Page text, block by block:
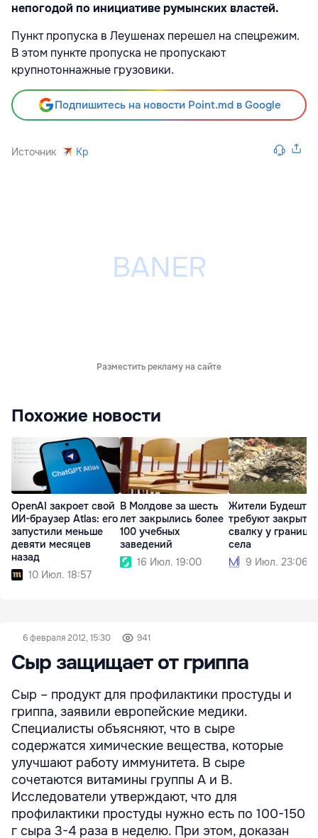
непогодой по инициативе румынских властей.
Пункт пропуска в Леушенах перешел на спецрежим.
В этом пункте пропуска не пропускают
крупнотоннажные грузовики.
Подпишитесь на новости Point.md в Google
Источник Kp
Разместить рекламу на сайте
Похожие новости
OpenAI закроет свой
ИИ-браузер Atlas: его
запустили меньше
девяти месяцев
назад
10 Июл. 18:57
В Молдове за шесть
лет закрылись более
100 учебных
заведений
16 Июл. 19:00
Жители Будешт
требуют закрыть
свалку у границы
села
9 Июл. 23:06
6 февраля 2012, 15:30 941
Сыр защищает от гриппа
Сыр – продукт для профилактики простуды и
гриппа, заявили европейские медики.
Специалисты объясняют, что в сыре
содержатся химические вещества, которые
улучшают работу иммунитета. В сыре
сочетаются витамины группы А и В.
Исследователи утверждают, что для
профилактики простуды нужно есть по 100-150
г сыра 3-4 раза в неделю. При этом, доказан